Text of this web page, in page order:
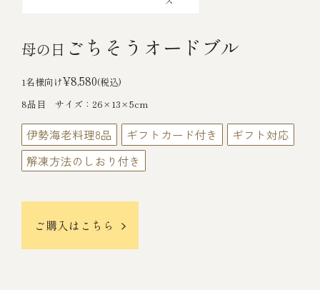
母の日 ごちそうオードブル
1名様向け¥8,580(税込)
8品目 サイズ：26×13×5cm
伊勢海老料理8品 ギフトカード付き
ギフト対応
解凍方法のしおり付き
ご購入はこちら